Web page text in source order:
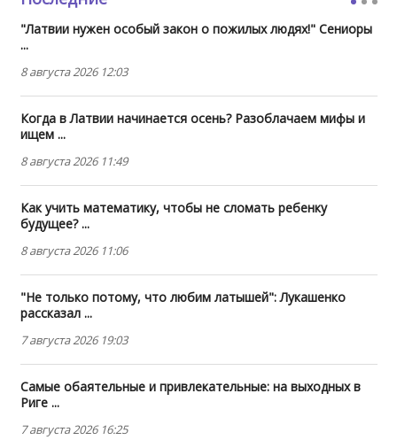
"Латвии нужен особый закон о пожилых людях!" Сениоры
...
8 августа 2026 12:03
Когда в Латвии начинается осень? Разоблачаем мифы и
ищем ...
8 августа 2026 11:49
Как учить математику, чтобы не сломать ребенку
будущее? ...
8 августа 2026 11:06
"Не только потому, что любим латышей": Лукашенко
рассказал ...
7 августа 2026 19:03
Самые обаятельные и привлекательные: на выходных в
Риге ...
7 августа 2026 16:25